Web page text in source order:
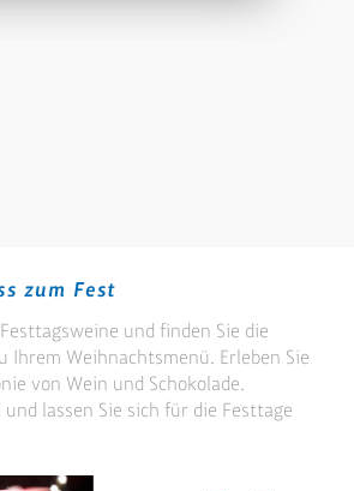
zum Fest
und finden Sie die
Ihrem Weihnachtsmenü. Erleben Sie
von Wein und Schokolade.
und lassen Sie sich für die Festtage